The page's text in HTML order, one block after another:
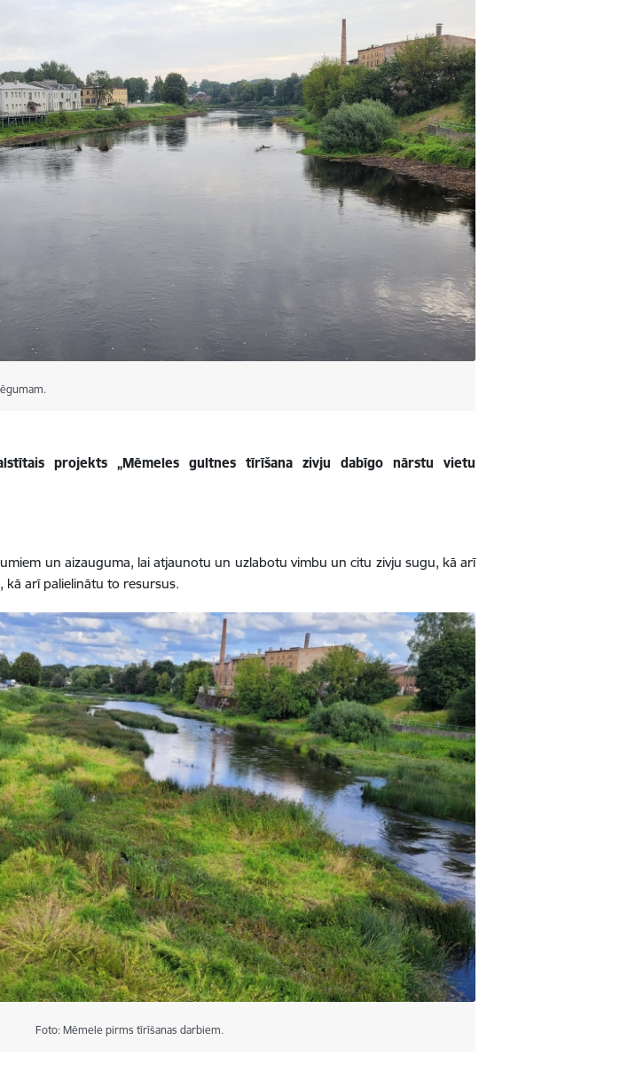
projekts „Mēmeles gultnes tīrīšana zivju dabīgo nārstu vietu
un aizauguma, lai atjaunotu un uzlabotu vimbu un citu zivju sugu, kā arī
kā arī palielinātu to resursus.
Foto: Mēmele pirms tīrīšanas darbiem.